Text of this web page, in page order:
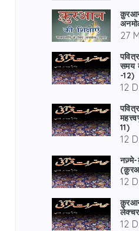
क़ुरआन
27
समय
-12)
12
11)
12
12
12